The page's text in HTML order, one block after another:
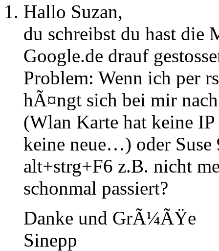
Hallo Suzan,
du schreibst du hast
Google.de drauf
Problem: Wenn ich per
hÃ¤ngt sich bei mir
(Wlan Karte hat keine
keine neue…) oder Suse
alt+strg+F6 z.B. nicht
schonmal passiert?
Danke und GrÃ¼ÃŸe
Sinepp